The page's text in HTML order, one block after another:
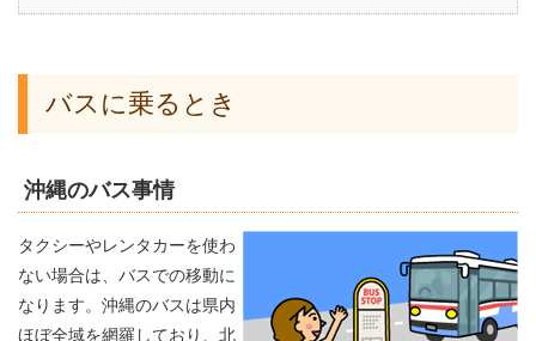
バスに乗るとき
沖縄のバス事情
タクシーやレンタカーを使わ
ない場合は、バスでの移動に
なります。沖縄のバスは県内
ほぼ全域を網羅しており、北